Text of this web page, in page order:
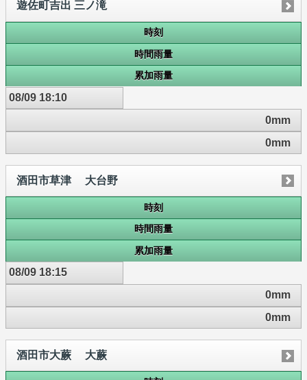
遊佐町吉出 三ノ滝
時刻
時間雨量
累加雨量
08/09 18:10
0mm
0mm
酒田市草津 大台野
時刻
時間雨量
累加雨量
08/09 18:15
0mm
0mm
酒田市大蕨 大蕨